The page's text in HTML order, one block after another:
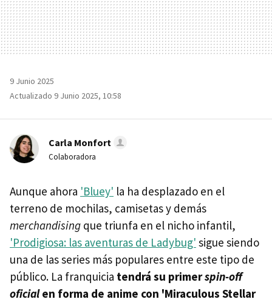
9 Junio 2025
Actualizado 9 Junio 2025, 10:58
Carla Monfort
Colaboradora
Aunque ahora 'Bluey' la ha desplazado en el
terreno de mochilas, camisetas y demás
merchandising que triunfa en el nicho infantil,
'Prodigiosa: las aventuras de Ladybug' sigue siendo
una de las series más populares entre este tipo de
público. La franquicia tendrá su primerspin-off
oficialen forma de anime con 'Miraculous Stellar